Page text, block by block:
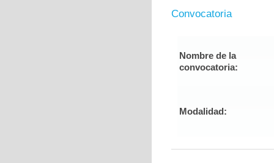
Convocatoria
Nombre de la
convocatoria:
Modalidad: